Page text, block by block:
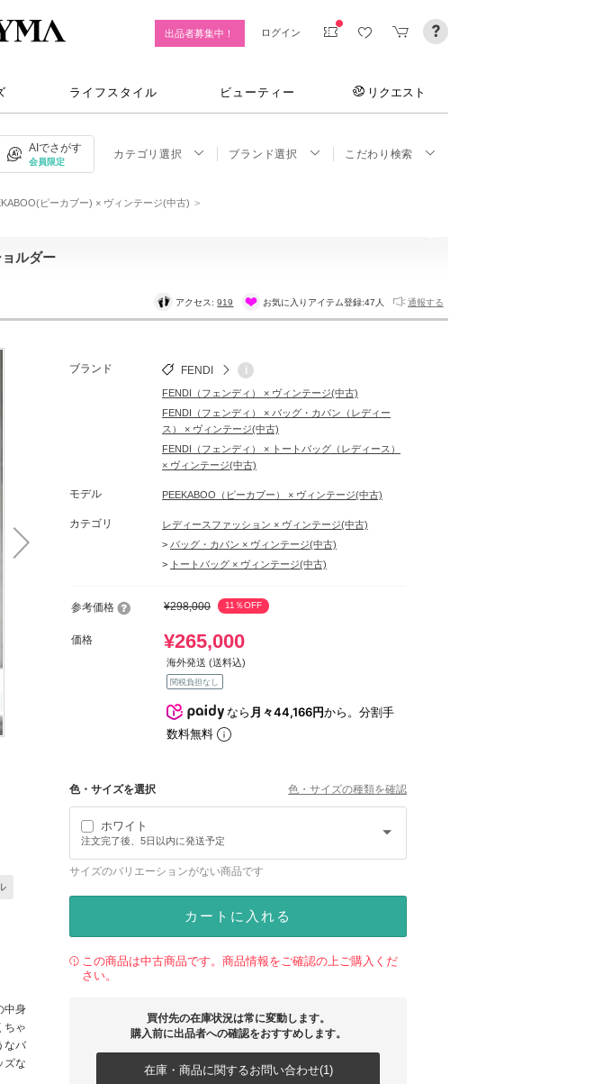
出品者募集中！ ログイン
ライフスタイル ビューティー リクエスト
AIでさがす
会員限定
カテゴリ選択 ブランド選択 こだわり検索
ピーカブー) × ヴィンテージ(中古)
ルダー
アクセス:919 お気に入りアイテム登録:47人 通報する
中身
ちゃ
なバ
ズな
ブランド FENDI i
FENDI（フェンディ） × ヴィンテージ(中古)
FENDI（フェンディ） × バッグ・カバン（レディー
ス） × ヴィンテージ(中古)
FENDI（フェンディ） × トートバッグ（レディース）
× ヴィンテージ(中古)
モデル PEEKABOO（ピーカブー） × ヴィンテージ(中古)
カテゴリ
レディースファッション × ヴィンテージ(中古)
> バッグ・カバン × ヴィンテージ(中古)
> トートバッグ × ヴィンテージ(中古)
参考価格 ¥298,000 11％OFF
価格 ¥265,000
海外発送 (送料込)
関税負担なし
なら月々44,166円から。分割手
数料無料
色・サイズを選択 色・サイズの種類を確認
ホワイト
注文完了後、5日以内に発送予定
サイズのバリエーションがない商品です
カートに入れる
この商品は中古商品です。商品情報をご確認の上ご購入くだ
さい。
買付先の在庫状況は常に変動します。
購入前に出品者への確認をおすすめします。
在庫・商品に関するお問い合わせ(1)